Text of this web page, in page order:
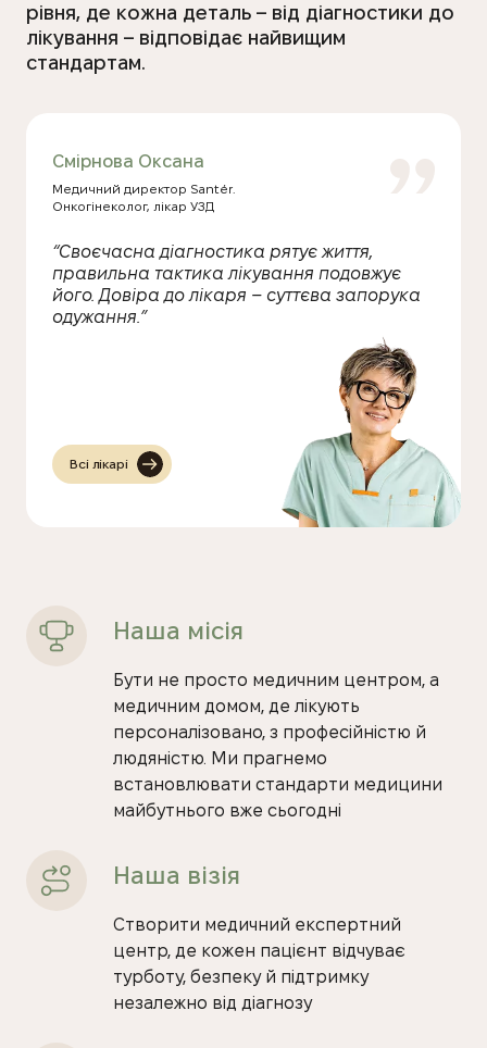
рівня, де кожна деталь – від діагностики до
лікування – відповідає найвищим
стандартам.
Харченко Катерина
Смірнова Оксана
Медичний директор Santér.
Онкогінеколог, лікар УЗД
“Своєчасна діагностика рятує життя,
правильна тактика лікування подовжує
його. Довіра до лікаря – суттєва запорука
одужання.”
Всі лікарі
Копчак Костянтин
ПОНОМАРЬОВА ОЛЬГА
Регеда Світлана
Євсєєва Вікторія
Хмель Анна
Гаіна Богдан
Наша місія
Бути не просто медичним центром, а
медичним домом, де лікують
персоналізовано, з професійністю й
людяністю. Ми прагнемо
встановлювати стандарти медицини
майбутнього вже сьогодні
Наша візія
Створити медичний експертний
центр, де кожен пацієнт відчуває
турботу, безпеку й підтримку
незалежно від діагнозу